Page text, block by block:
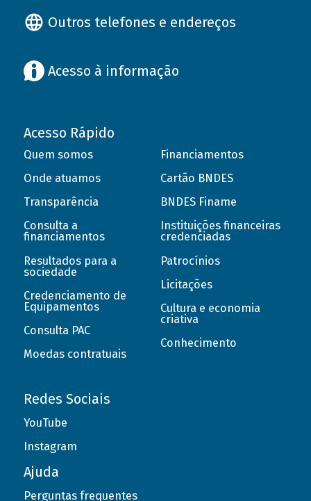
Outros telefones e endereços
Acesso à informação
Acesso Rápido
Quem somos
Onde atuamos
Transparência
Consulta a
financiamentos
Resultados para a
sociedade
Credenciamento de
Equipamentos
Consulta PAC
Moedas contratuais
Financiamentos
Cartão BNDES
BNDES Finame
Instituições financeiras
credenciadas
Patrocínios
Licitações
Cultura e economia
criativa
Conhecimento
Redes Sociais
YouTube
Instagram
Ajuda
Perguntas frequentes